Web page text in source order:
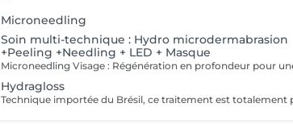
Microneedling
Soin multi-technique : Hydro microdermabrasion
+Peeling +Needling + LED + Masque
Hydragloss